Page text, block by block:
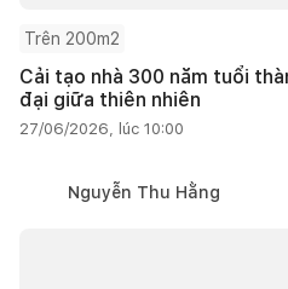
Trên 200m2
Cải tạo nhà 300 năm tuổi
đại giữa thiên nhiên
27/06/2026, lúc 10:00
Nguyễn Thu Hằng